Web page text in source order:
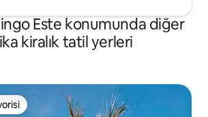
Este konumunda diğer
kiralık tatil yerleri
en beğenilenler arasında